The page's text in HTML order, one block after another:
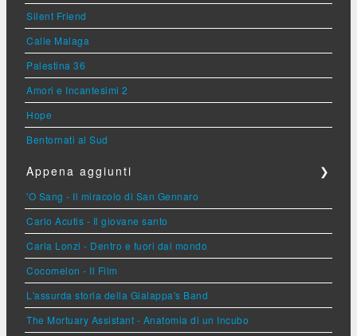
Silent Friend
Calle Malaga
Palestina 36
Amori e Incantesimi 2
Hope
Bentornati al Sud
Appena aggiunti ❯
'O Sang - Il miracolo di San Gennaro
Carlo Acutis - Il giovane santo
Carla Lonzi - Dentro e fuori dal mondo
Cocomelon - Il Film
L'assurda storia della Gialappa's Band
The Mortuary Assistant - Anatomia di un Incubo